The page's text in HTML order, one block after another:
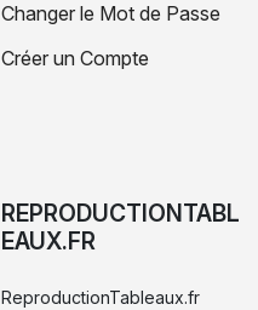
Changer le Mot de Passe
Créer un Compte
REPRODUCTIONTABL
EAUX.FR
ReproductionTableaux.fr